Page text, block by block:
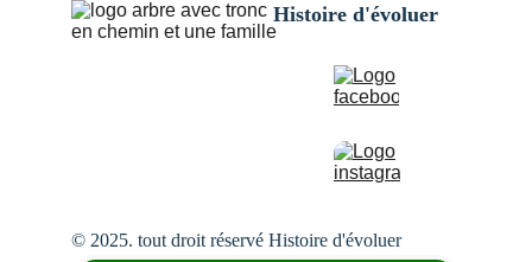
Histoire d'évoluer
© 2025. tout droit réservé Histoire d'évoluer